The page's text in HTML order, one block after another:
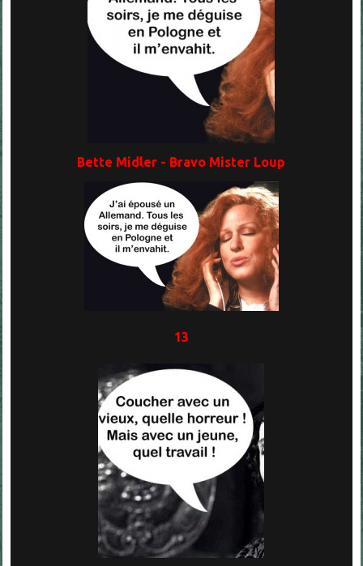
Bette Midler - Bravo Mister Loup
13